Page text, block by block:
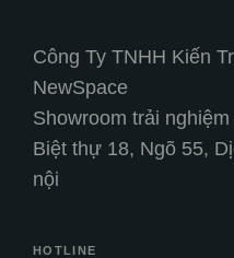
Công Ty TNHH Kiến
NewSpace
Showroom trải
Biệt thự 18, Ngõ 55,
nội
HOTLINE